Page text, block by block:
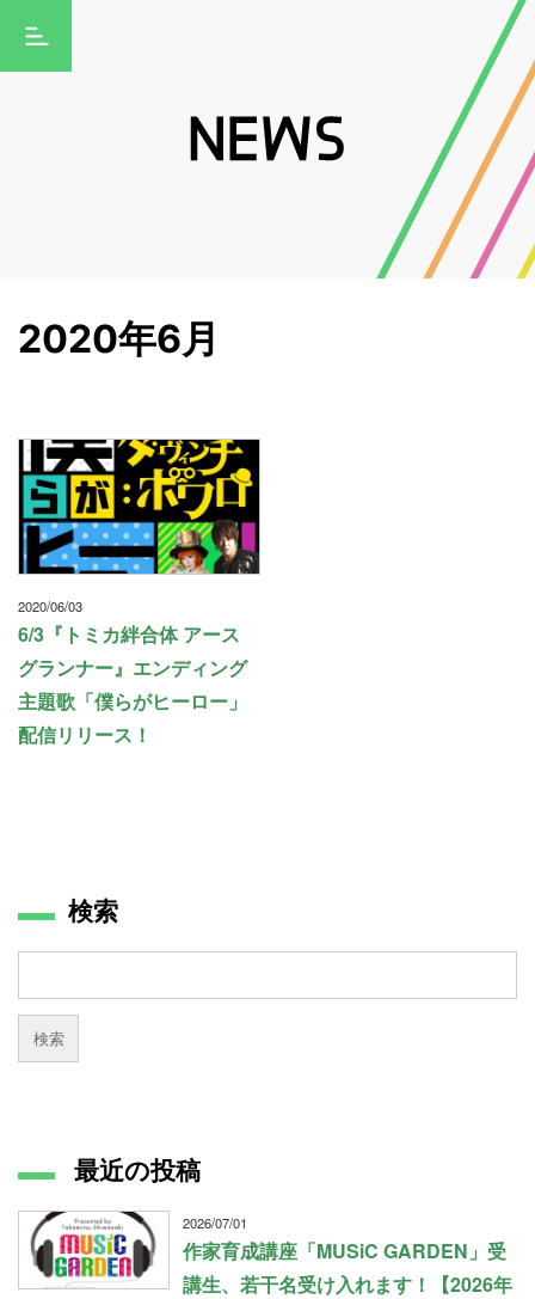
2020年6月
2020/06/03
6/3『トミカ絆合体 アース
グランナー』エンディング
主題歌「僕らがヒーロー」
配信リリース！
検索
最近の投稿
2026/07/01
作家育成講座「MUSiC GARDEN」受
講生、若干名受け入れます！【2026年